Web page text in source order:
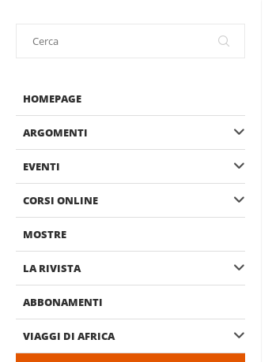
HOMEPAGE
ARGOMENTI
EVENTI
CORSI ONLINE
MOSTRE
LA RIVISTA
ABBONAMENTI
VIAGGI DI AFRICA